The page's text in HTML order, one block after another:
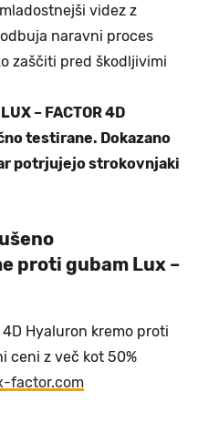
videz z
naravni proces
zaščiti pred škodljivimi
– FACTOR 4D
testirane. Dokazano
potrjujejo strokovnjaki
proti gubam Lux –
Hyaluron kremo proti
ceni z več kot 50%
factor.com